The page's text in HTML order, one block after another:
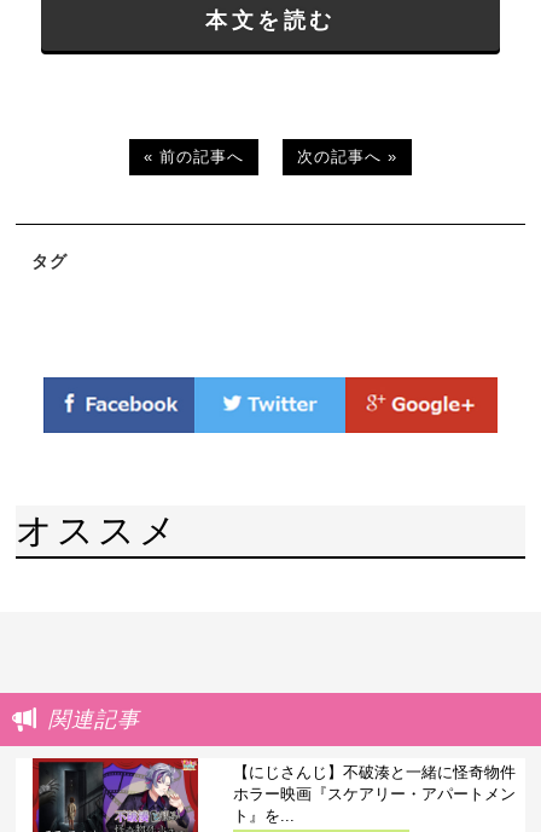
本文を読む
« 前の記事へ 次の記事へ »
タグ
オススメ
関連記事
【にじさんじ】不破湊と一緒に怪奇物件
ホラー映画『スケアリー・アパートメン
ト』を...